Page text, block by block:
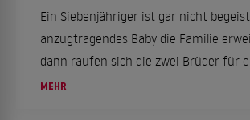
Ein Siebenjähriger ist gar nicht
anzugtragendes Baby die Familie
dann raufen sich die zwei Brüder für
geheime Mission zusammen.
MEHR